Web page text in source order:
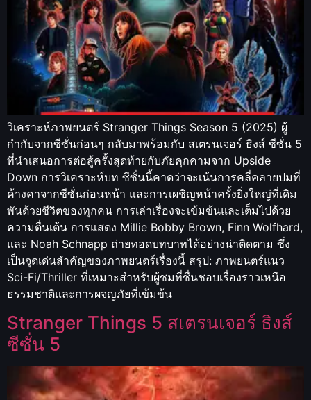
วิเคราะห์ภาพยนตร์ Stranger Things Season 5 (2025) ผู้
กำกับจากซีซั่นก่อนๆ กลับมาพร้อมกับ สเตรนเจอร์ ธิงส์ ซีซั่น 5
ที่นำเสนอการต่อสู้ครั้งสุดท้ายกับภัยคุกคามจาก Upside
Down การวิเคราะห์บท ซีซั่นนี้คาดว่าจะเน้นการคลี่คลายปมที่
ค้างคาจากซีซั่นก่อนหน้า และการเผชิญหน้าครั้งยิ่งใหญ่ที่เดิม
พันด้วยชีวิตของทุกคน การเล่าเรื่องจะเข้มข้นและเต็มไปด้วย
ความตื่นเต้น การแสดง Millie Bobby Brown, Finn Wolfhard,
และ Noah Schnapp ถ่ายทอดบทบาทได้อย่างน่าติดตาม ซึ่ง
เป็นจุดเด่นสำคัญของภาพยนตร์เรื่องนี้ สรุป: ภาพยนตร์แนว
Sci-Fi/Thriller ที่เหมาะสำหรับผู้ชมที่ชื่นชอบเรื่องราวเหนือ
ธรรมชาติและการผจญภัยที่เข้มข้น
Stranger Things 5 สเตรนเจอร์ ธิงส์
ซีซั่น 5